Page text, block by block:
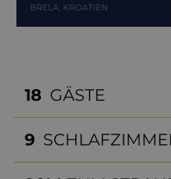
BRELA, KROATIEN
18 GÄSTE
9